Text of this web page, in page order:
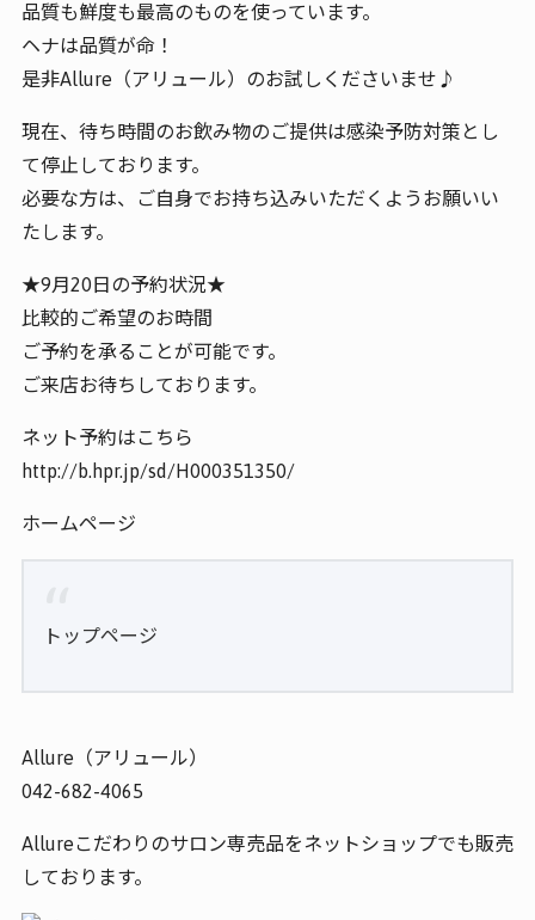
品質も鮮度も最高のものを使っています。
ヘナは品質が命！
是非Allure（アリュール）のお試しくださいませ♪
現在、待ち時間のお飲み物のご提供は感染予防対策とし
て停止しております。
必要な方は、ご自身でお持ち込みいただくようお願いい
たします。
★9月20日の予約状況★
比較的ご希望のお時間
ご予約を承ることが可能です。
ご来店お待ちしております。
ネット予約はこちら
http://b.hpr.jp/sd/H000351350/
ホームページ
トップページ
Allure（アリュール）
042-682-4065
Allureこだわりのサロン専売品をネットショップでも販売
しております。